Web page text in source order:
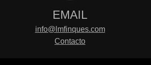
EMAIL
info@lmfinques.com
Contacto